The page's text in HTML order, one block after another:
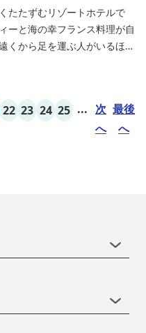
たたずむリゾートホテルで
ーと海の幸フランス料理が自
くから足を運ぶ人がいるほ
のひとときを満喫してくだ
ープン
22 23 24 25 ... 次
へ
最後
へ